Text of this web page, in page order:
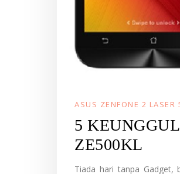
ASUS ZENFONE 2 LASER
5
ZE500KL
Tiada hari tanpa Gadget,